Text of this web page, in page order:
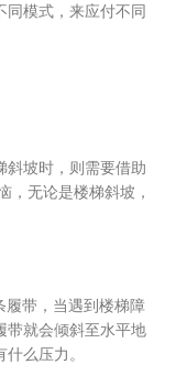
同模式，来应付不同
斜坡时，则需要借助
，无论是楼梯斜坡，
履带，当遇到楼梯障
带就会倾斜至水平地
么压力。